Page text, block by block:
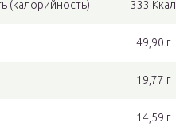
(калорийность) 333 Ккал
49,90 г
19,77 г
14,59 г